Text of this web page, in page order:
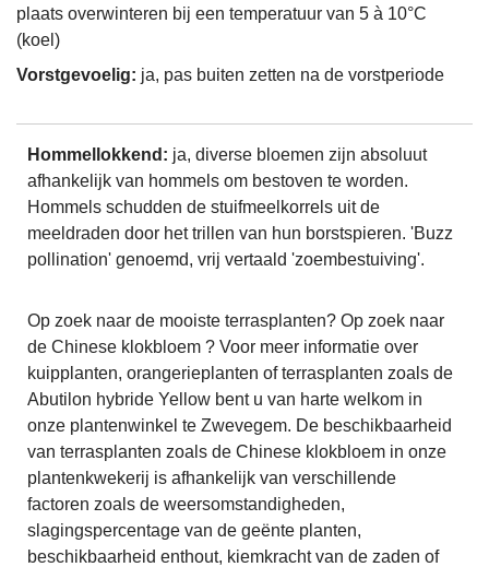
plaats overwinteren bij een temperatuur van 5 à 10°C
(koel)
Vorstgevoelig: ja, pas buiten zetten na de vorstperiode
Hommellokkend: ja, diverse bloemen zijn absoluut
afhankelijk van hommels om bestoven te worden.
Hommels schudden de stuifmeelkorrels uit de
meeldraden door het trillen van hun borstspieren. 'Buzz
pollination' genoemd, vrij vertaald 'zoembestuiving'.
Op zoek naar de mooiste terrasplanten? Op zoek naar
de Chinese klokbloem ? Voor meer informatie over
kuipplanten, orangerieplanten of terrasplanten zoals de
Abutilon hybride Yellow bent u van harte welkom in
onze plantenwinkel te Zwevegem. De beschikbaarheid
van terrasplanten zoals de Chinese klokbloem in onze
plantenkwekerij is afhankelijk van verschillende
factoren zoals de weersomstandigheden,
slagingspercentage van de geënte planten,
beschikbaarheid enthout, kiemkracht van de zaden of